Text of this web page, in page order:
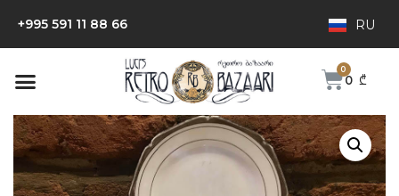
+995 591 11 88 66 RU
0 ₾